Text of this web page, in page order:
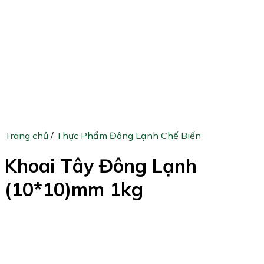
Trang chủ / Thực Phẩm Đông Lạnh Chế Biến
Khoai Tây Đông Lạnh
(10*10)mm 1kg